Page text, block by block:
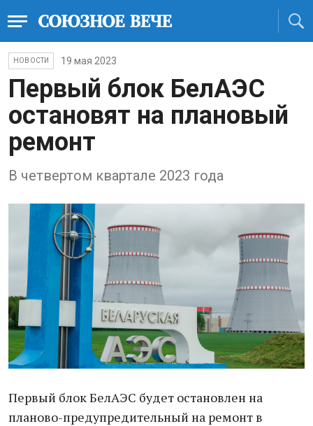
НОВОСТИ 19 мая 2023
Первый блок БелАЭС
остановят на плановый
ремонт
В четвертом квартале 2023 года
Первый блок БелАЭС будет остановлен на
планово-предупредительный на ремонт в